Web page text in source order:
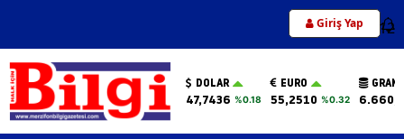
Giriş Yap 12
DOLAR
47,7436 %0.18
EURO
55,2510 %0.32